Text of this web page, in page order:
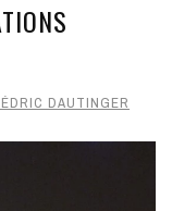
DAUTINGER